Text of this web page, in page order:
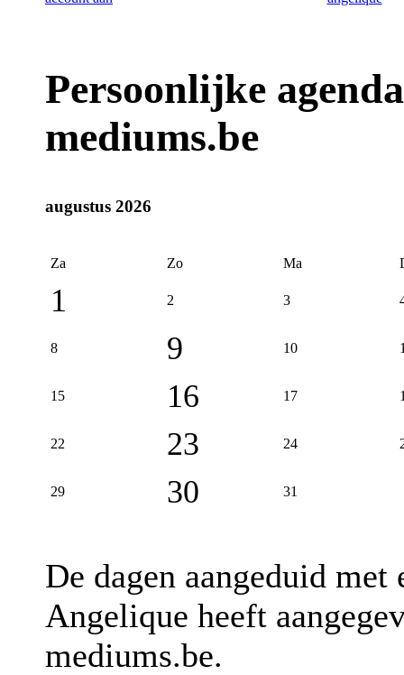
Persoonlijke
mediums.be
augustus 2026
Za Zo Ma
1 2 3
8 9 10
15 16 17
22 23 24
29 30 31
De dagen aangeduid met
Angelique heeft
mediums.be.